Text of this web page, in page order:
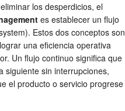
los desperdicios, el
es establecer un flujo
Estos dos conceptos son
una eficiencia operativa
Un flujo continuo significa que
siguiente sin interrupciones,
el producto o servicio progrese